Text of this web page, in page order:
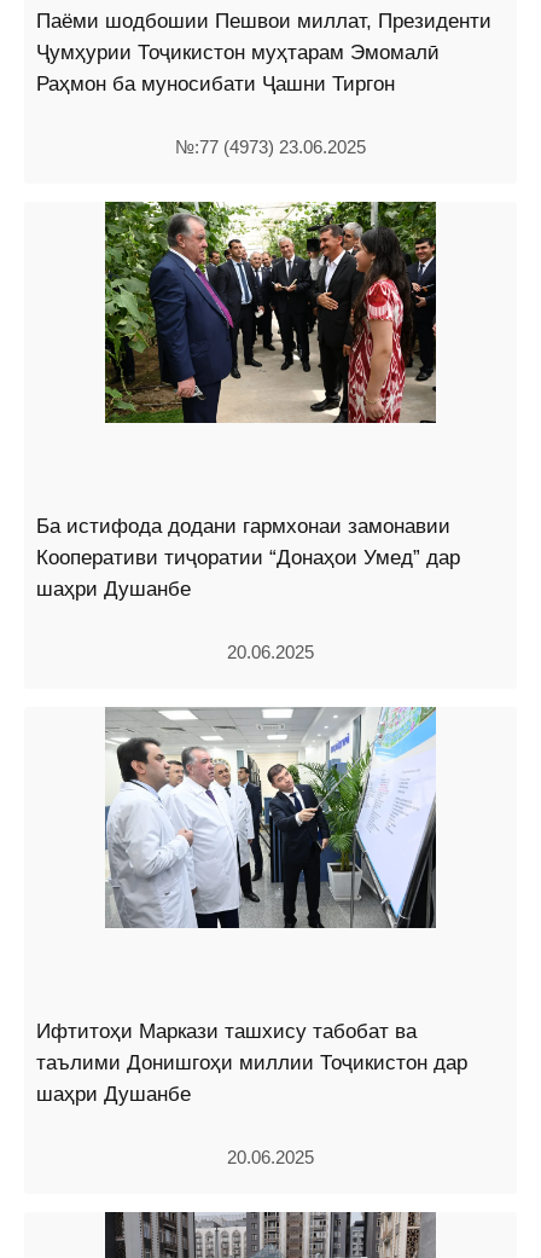
Паёми шодбошии Пешвои миллат, Президенти
Ҷумҳурии Тоҷикистон муҳтарам Эмомалӣ
Раҳмон ба муносибати Ҷашни Тиргон
№:77 (4973) 23.06.2025
Ба истифода додани гармхонаи замонавии
Кооперативи тиҷоратии “Донаҳои Умед” дар
шаҳри Душанбе
20.06.2025
Ифтитоҳи Маркази ташхису табобат ва
таълими Донишгоҳи миллии Тоҷикистон дар
шаҳри Душанбе
20.06.2025